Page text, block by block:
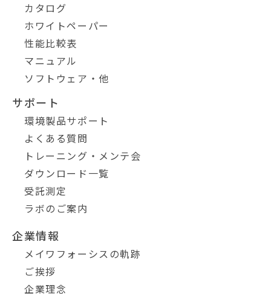
カタログ
ホワイトペーパー
性能比較表
マニュアル
ソフトウェア・他
サポート
環境製品サポート
よくある質問
トレーニング・メンテ会
ダウンロード一覧
受託測定
ラボのご案内
企業情報
メイワフォーシスの軌跡
ご挨拶
企業理念